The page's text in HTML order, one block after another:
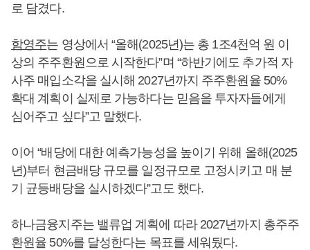
로 담겼다.
함영주는 영상에서 “올해(2025년)는 총 1조4천억 원 이
상의 주주환원으로 시작한다”며 “하반기에도 추가적 자
사주 매입소각을 실시해 2027년까지 주주환원율 50%
확대 계획이 실제로 가능하다는 믿음을 투자자들에게
심어주고 싶다”고 말했다.
이어 “배당에 대한 예측가능성을 높이기 위해 올해(2025
년)부터 현금배당 규모를 일정규모로 고정시키고 매 분
기 균등배당을 실시하겠다”고도 했다.
하나금융지주는 밸류업 계획에 따라 2027년까지 총주주
환원율 50%를 달성한다는 목표를 세워뒀다.